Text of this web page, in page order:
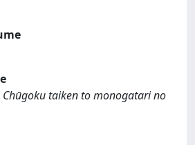
Chūgoku taiken to monogatari no